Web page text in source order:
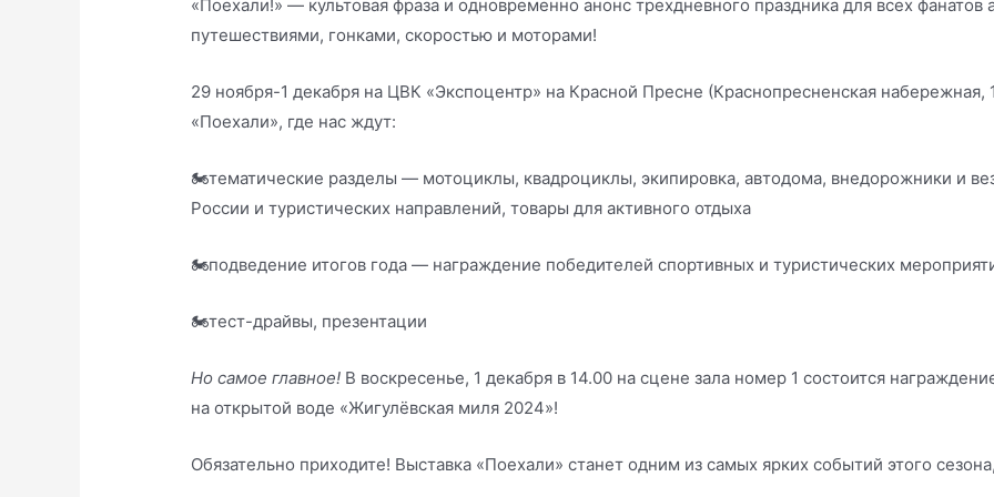
«Поехали!» — культовая фраза и одновременно анонс трехдневного праздника для всех фанатов
путешествиями, гонками, скоростью и моторами!
29 ноября-1 декабря на ЦВК «Экспоцентр» на Красной Пресне (Краснопресненская набережная,
«Поехали», где нас ждут:
🏍тематические разделы — мотоциклы, квадроциклы, экипировка, автодома, внедорожники и
России и туристических направлений, товары для активного отдыха
🏍подведение итогов года — награждение победителей спортивных и туристических
🏍тест-драйвы, презентации
Но самое главное! В воскресенье, 1 декабря в 14.00 на сцене зала номер 1 состоится
на открытой воде «Жигулёвская миля 2024»!
Обязательно приходите! Выставка «Поехали» станет одним из самых ярких событий этого